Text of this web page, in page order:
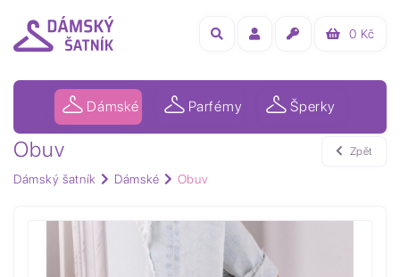
0 Kč
Dámské Parfémy Šperky
Obuv
Dámský šatník Dámské Obuv
Zpět